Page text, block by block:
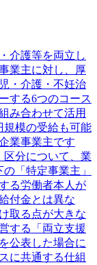
介護等を両立し
業主に対し、厚
・介護・不妊治
する6つのコース
み合わせて活用
規模の受給も可能
業事業主です
区分について、業
「特定事業主」
る労働者本人が
付金とは異な
取る点が大きな
する「両立支援
公表した場合に
に共通する仕組